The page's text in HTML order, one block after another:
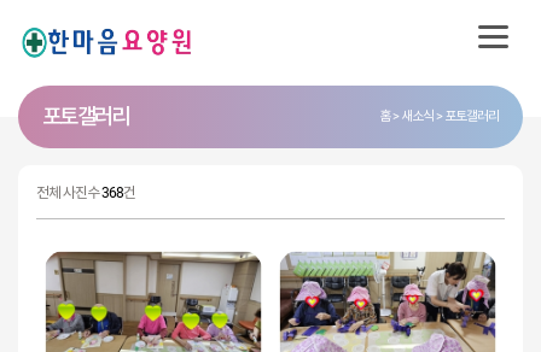
포토 갤러리 홈 새소식 포토갤러리
전체 사진수368건